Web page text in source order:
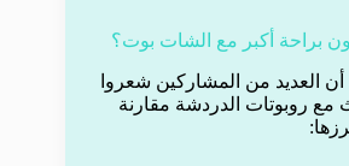
براحة أكبر مع الشات بوت؟
العديد من المشاركين شعروا
مع روبوتات الدردشة مقارنة